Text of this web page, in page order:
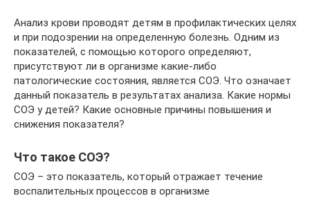
Анализ крови проводят детям в профилактических целях
и при подозрении на определенную болезнь. Одним из
показателей, с помощью которого определяют,
присутствуют ли в организме какие-либо
патологические состояния, является СОЭ. Что означает
данный показатель в результатах анализа. Какие нормы
СОЭ у детей? Какие основные причины повышения и
снижения показателя?
Что такое СОЭ?
СОЭ – это показатель, который отражает течение
воспалительных процессов в организме